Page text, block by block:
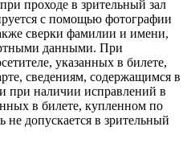
проходе в зрительный зал
с помощью фотографии
сверки фамилии и имени,
данными. При
указанных в билете,
сведениям, содержащимся в
при наличии исправлений в
в билете, купленном по
допускается в зрительный